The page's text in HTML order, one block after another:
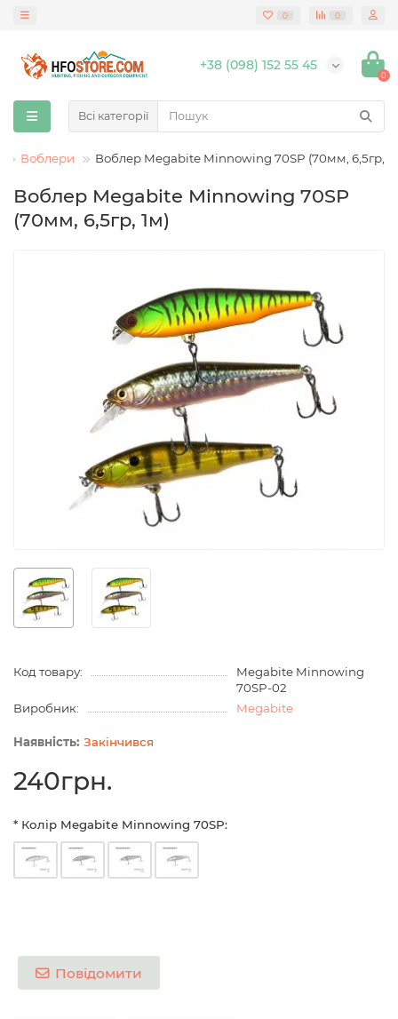
0 0
+38 (098) 152 55 45
0
Всі категорії
Воблери Воблер Megabite Minnowing 70SP (70мм, 6,5гр,
Воблер Megabite Minnowing 70SP
(70мм, 6,5гр, 1м)
Код товару:
Megabite Minnowing
70SP-02
Виробник:
Megabite
Закінчився
240грн.
* Колір Megabite Minnowing 70SP:
Повідомити